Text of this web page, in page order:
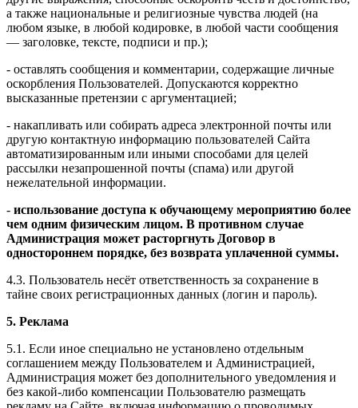
а также национальные и религиозные чувства людей (на
любом языке, в любой кодировке, в любой части сообщения
— заголовке, тексте, подписи и пр.);
- оставлять сообщения и комментарии, содержащие личные
оскорбления Пользователей. Допускаются корректно
высказанные претензии с аргументацией;
- накапливать или собирать адреса электронной почты или
другую контактную информацию пользователей Сайта
автоматизированным или иными способами для целей
рассылки незапрошенной почты (спама) или другой
нежелательной информации.
- использование доступа к обучающему мероприятию более
чем одним физическим лицом. В противном случае
Администрация может расторгнуть Договор в
одностороннем порядке, без возврата уплаченной суммы.
4.3. Пользователь несёт ответственность за сохранение в
тайне своих регистрационных данных (логин и пароль).
5. Реклама
5.1. Если иное специально не установлено отдельным
соглашением между Пользователем и Администрацией,
Администрация может без дополнительного уведомления и
без какой-либо компенсации Пользователю размещать